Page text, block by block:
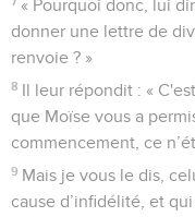
« Pourquoi donc, lui
donner une lettre de
renvoie ? »
8 Il leur répondit : «
que Moïse vous a
commencement, ce
9 Mais je vous le dis,
cause d’infidélité, et